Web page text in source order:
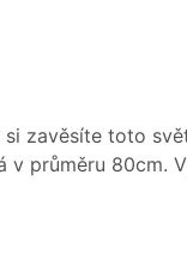
zavěsíte toto
v průměru 80cm.